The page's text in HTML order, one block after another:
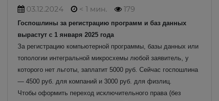
03.12.2024 < 1 мин. 179
Госпошлины за регистрацию программ и баз данных
вырастут с 1 января 2025 года
За регистрацию компьютерной программы, базы данных или
топологии интегральной микросхемы любой заявитель, у
которого нет льготы, заплатит 5000 руб. Сейчас госпошлина
— 4500 руб. для компаний и 3000 руб. для физлиц.
Чтобы оформить переход исключительного права (без